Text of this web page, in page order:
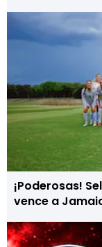
¡Poderosas!
vence a